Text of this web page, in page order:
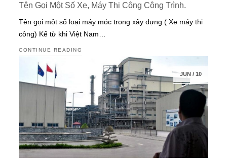
Tên Gọi Một Số Xe, Máy Thi Công Công Trình.
Tên gọi một số loại máy móc trong xây dựng ( Xe máy thi
công) Kể từ khi Việt Nam…
CONTINUE READING
JUN/ 10